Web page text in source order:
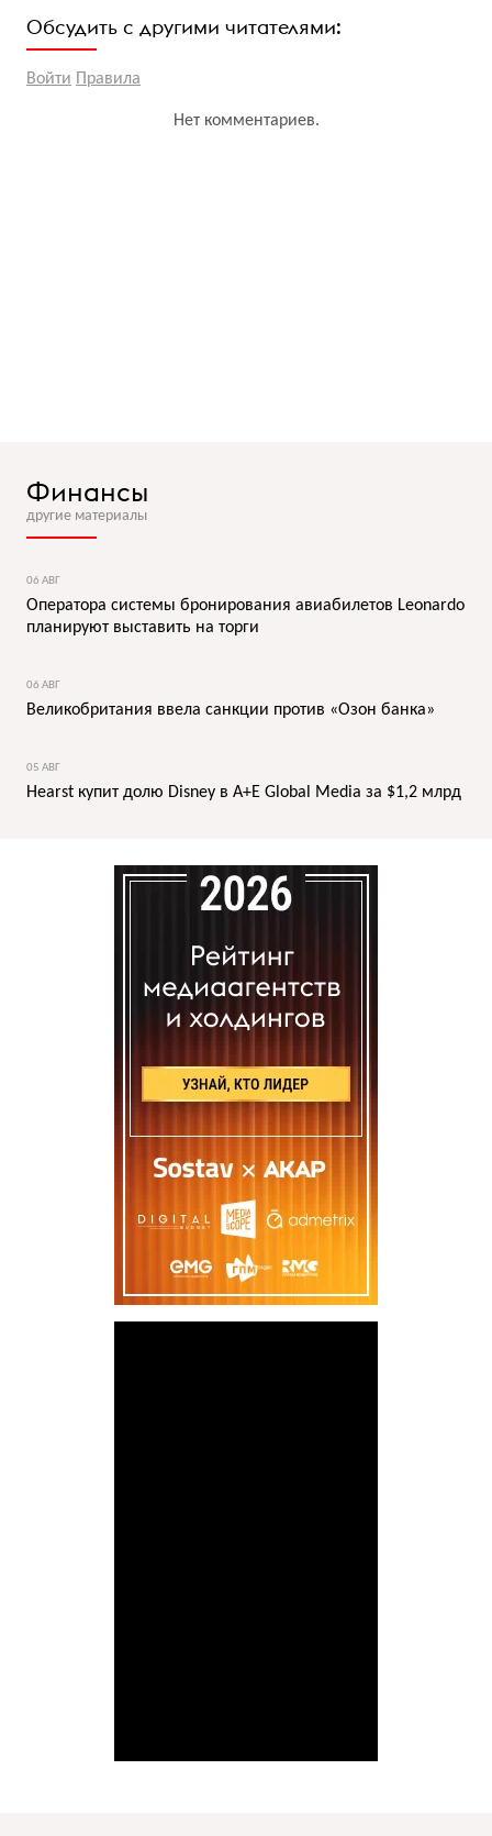
Обсудить с другими читателями:
Войти Правила
Нет комментариев.
Финансы
другие материалы
06 АВГ
Оператора системы бронирования авиабилетов Leonardo
планируют выставить на торги
06 АВГ
Великобритания ввела санкции против «Озон банка»
05 АВГ
Hearst купит долю Disney в A+E Global Media за $1,2 млрд